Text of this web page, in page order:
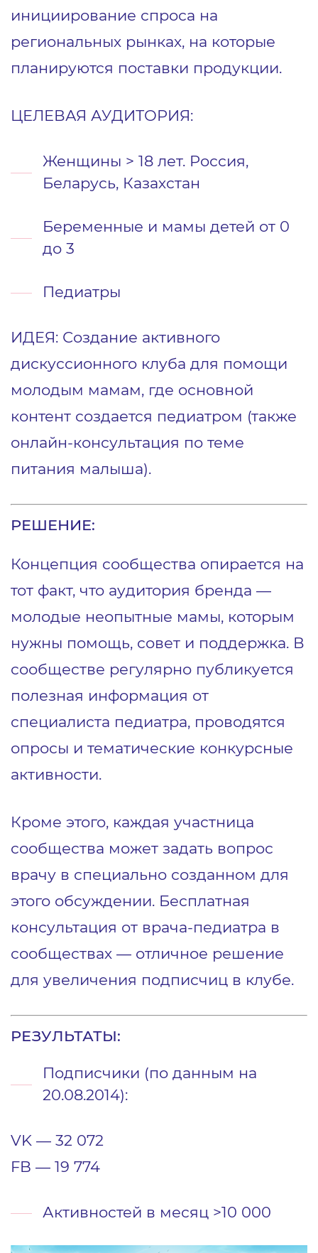
инициирование спроса на
региональных рынках, на которые
планируются поставки продукции.
ЦЕЛЕВАЯ АУДИТОРИЯ:
Женщины > 18 лет. Россия,
Беларусь, Казахстан
Беременные и мамы детей от 0
до 3
Педиатры
ИДЕЯ: Создание активного
дискуссионного клуба для помощи
молодым мамам, где основной
контент создается педиатром (также
онлайн-консультация по теме
питания малыша).
РЕШЕНИЕ:
Концепция сообщества опирается на
тот факт, что аудитория бренда —
молодые неопытные мамы, которым
нужны помощь, совет и поддержка. В
сообществе регулярно публикуется
полезная информация от
специалиста педиатра, проводятся
опросы и тематические конкурсные
активности.
Кроме этого, каждая участница
сообщества может задать вопрос
врачу в специально созданном для
этого обсуждении. Бесплатная
консультация от врача-педиатра в
сообществах — отличное решение
для увеличения подписчиц в клубе.
РЕЗУЛЬТАТЫ:
Подписчики (по данным на
20.08.2014):
VK — 32 072
FB — 19 774
Активностей в месяц >10 000